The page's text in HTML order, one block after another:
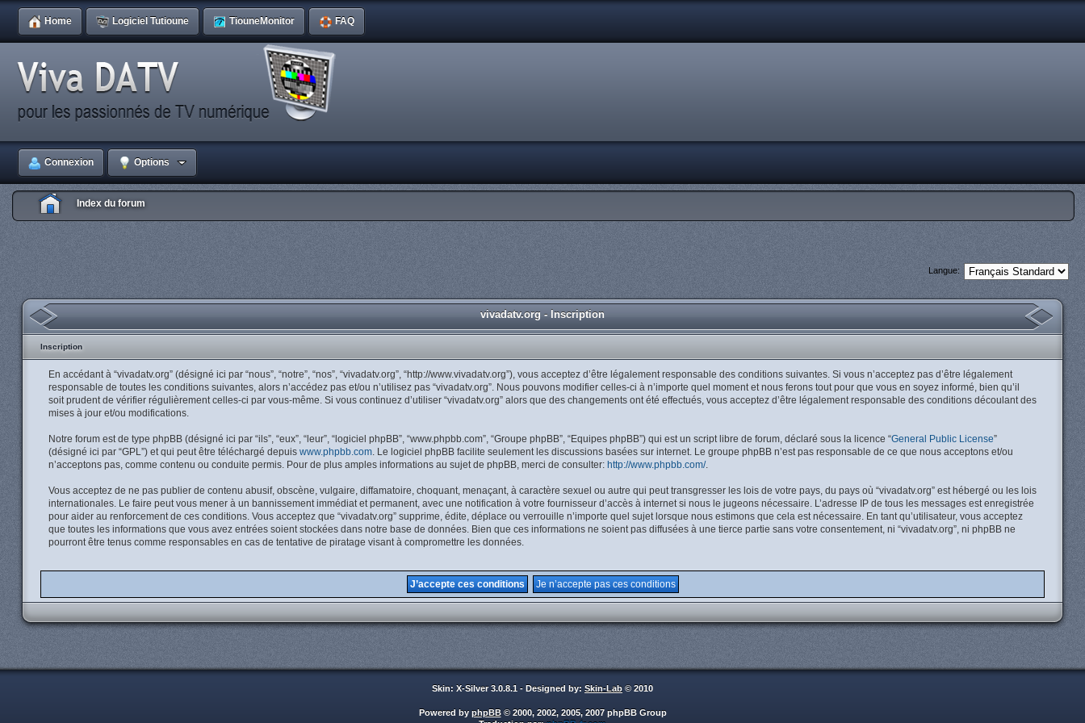
Home Logiciel Tutioune TiouneMonitor FAQ
Connexion Options
Index du forum
Langue:
vivadatv.org - Inscription
Inscription
En accédant à “vivadatv.org” (désigné ici par “nous”, “notre”, “nos”, “vivadatv.org”, “http://www.vivadatv.org”), vous acceptez d’être légalement responsable des conditions suivantes. Si vous n’acceptez pas d’être légalement
responsable de toutes les conditions suivantes, alors n’accédez pas et/ou n’utilisez pas “vivadatv.org”. Nous pouvons modifier celles-ci à n’importe quel moment et nous ferons tout pour que vous en soyez informé, bien qu’il
soit prudent de vérifier régulièrement celles-ci par vous-même. Si vous continuez d’utiliser “vivadatv.org” alors que des changements ont été effectués, vous acceptez d’être légalement responsable des conditions découlant des
mises à jour et/ou modifications.
Notre forum est de type phpBB (désigné ici par “ils”, “eux”, “leur”, “logiciel phpBB”, “www.phpbb.com”, “Groupe phpBB”, “Equipes phpBB”) qui est un script libre de forum, déclaré sous la licence “General Public License”
(désigné ici par “GPL”) et qui peut être téléchargé depuis www.phpbb.com . Le logiciel phpBB facilite seulement les discussions basées sur internet. Le groupe phpBB n’est pas responsable de ce que nous acceptons et/ou
n’acceptons pas, comme contenu ou conduite permis. Pour de plus amples informations au sujet de phpBB, merci de consulter: http://www.phpbb.com/.
Vous acceptez de ne pas publier de contenu abusif, obscène, vulgaire, diffamatoire, choquant, menaçant, à caractère sexuel ou autre qui peut transgresser les lois de votre pays, du pays où “vivadatv.org” est hébergé ou les lois
internationales. Le faire peut vous mener à un bannissement immédiat et permanent, avec une notification à votre fournisseur d’accès à internet si nous le jugeons nécessaire. L’adresse IP de tous les messages est enregistrée
pour aider au renforcement de ces conditions. Vous acceptez que “vivadatv.org” supprime, édite, déplace ou verrouille n’importe quel sujet lorsque nous estimons que cela est nécessaire. En tant qu’utilisateur, vous acceptez
que toutes les informations que vous avez entrées soient stockées dans notre base de données. Bien que ces informations ne soient pas diffusées à une tierce partie sans votre consentement, ni “vivadatv.org”, ni phpBB ne
pourront être tenus comme responsables en cas de tentative de piratage visant à compromettre les données.
Skin: X-Silver 3.0.8.1 - Designed by: Skin-Lab © 2010
Powered by phpBB© 2000, 2002, 2005, 2007 phpBB Group